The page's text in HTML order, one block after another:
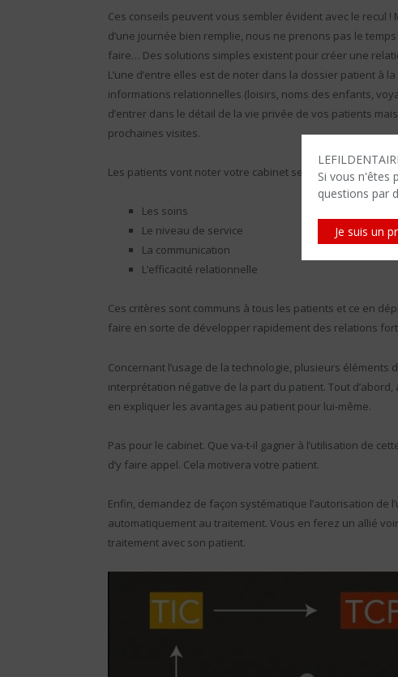
Si vous n'êtes​
questions par
Je suis un
Ces conseils peuvent vous sembler évident avec le recul
d’une journée bien remplie, nous ne prenons pas le
faire… Des solutions simples existent pour créer une
L’une d’entre elles est de noter dans la dossier patient à
informations relationnelles (loisirs, noms des enfants,
d’entrer dans le détail de la vie privée de vos patients
prochaines visites.
Les patients vont noter votre cabinet selon 4 critères :
Les soins
Le niveau de service
La communication
L’efficacité relationnelle
Ces critères sont communs à tous les patients et ce en
faire en sorte de développer rapidement des relations
Concernant l’usage de la technologie, plusieurs
interprétation négative de la part du patient. Tout
en expliquer les avantages au patient pour lui-même.
Pas pour le cabinet. Que va-t-il gagner à l’utilisation de
d’y faire appel. Cela motivera votre patient.
Enfin, demandez de façon systématique l’autorisation de
automatiquement au traitement. Vous en ferez un allié
traitement avec son patient.